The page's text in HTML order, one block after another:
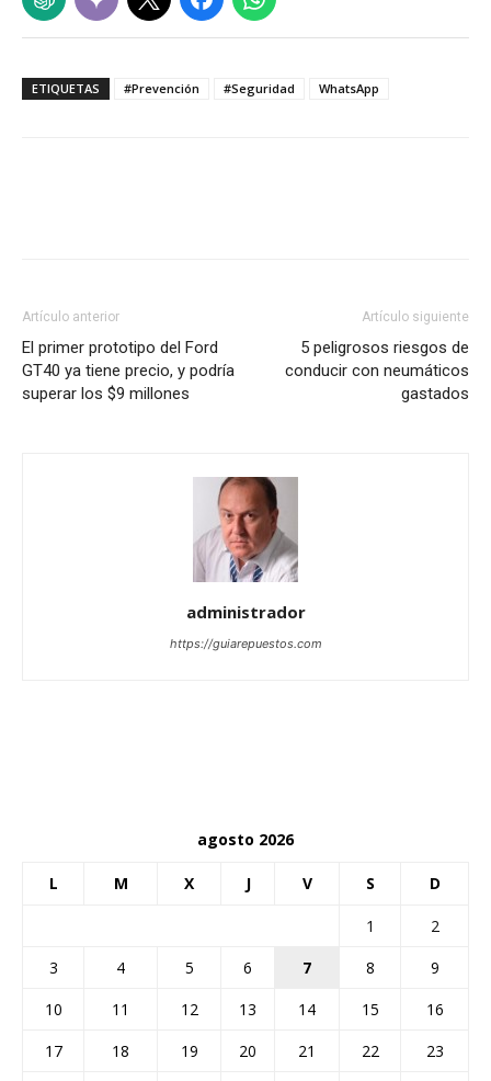
ETIQUETAS #Prevención #Seguridad WhatsApp
Artículo anterior
El primer prototipo del Ford
GT40 ya tiene precio, y podría
superar los $9 millones
Artículo siguiente
5 peligrosos riesgos de
conducir con neumáticos
gastados
administrador
https://guiarepuestos.com
agosto 2026
L M X J V S D
1
2
3
4 5 6 7 8
9
10
11 12 13 14 15
16
17
18 19 20 21 22
23